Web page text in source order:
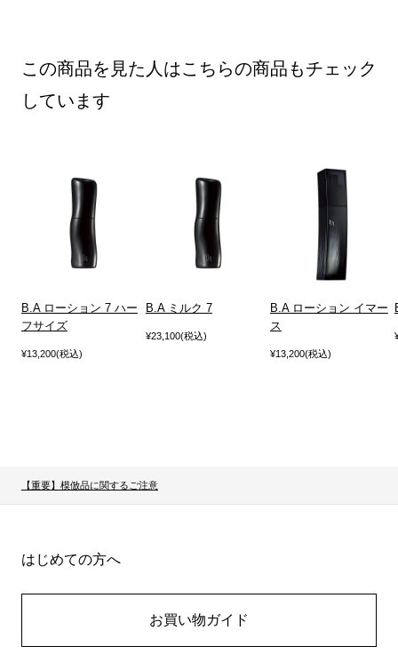
この商品を見た人はこちらの商品もチェック
しています
B.A ローション 7 ハー
フサイズ
¥13,200(税込)
B.A ミルク 7
¥23,100(税込)
B.A ローション イマー
ス
¥13,200(税込)
【重要】模倣品に関するご注意
はじめての方へ
お買い物ガイド